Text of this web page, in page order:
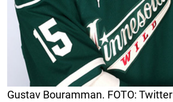
Gustav Bouramman. FOTO: Twitter